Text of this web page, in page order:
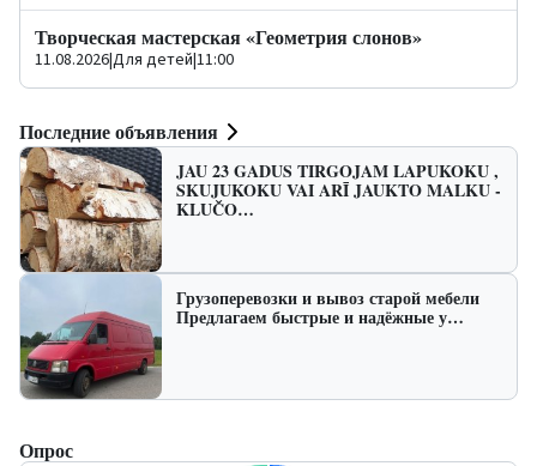
Творческая мастерская «Геометрия слонов»
11.08.2026|Для детей|11:00
Последние объявления
JAU 23 GADUS TIRGOJAM LAPUKOKU ,
SKUJUKOKU VAI ARĪ JAUKTO MALKU -
KLUČO…
Грузоперевозки и вывоз старой мебели
Предлагаем быстрые и надёжные у…
Опрос